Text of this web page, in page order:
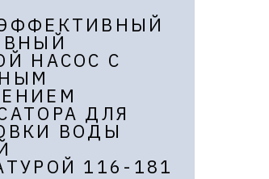
НАСОС С
ДЛЯ
ВОДЫ
116-181